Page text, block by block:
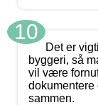
10
Det er
byggeri, så
vil være
dokumentere
sammen.